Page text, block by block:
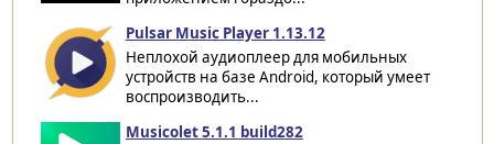
Pulsar Music Player 1.13.12
Неплохой аудиоплеер для мобильных
устройств на базе Android, который умеет
воспроизводить...
Musicolet 5.1.1 build282